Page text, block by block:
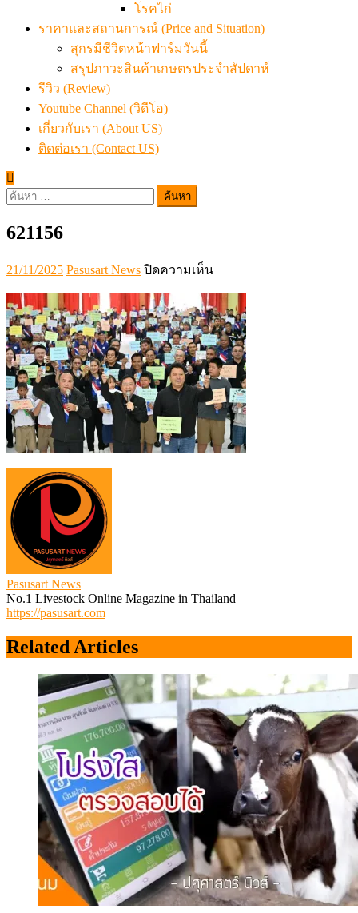
โรคไก่
ราคาและสถานการณ์ (Price and Situation)
สุกรมีชีวิตหน้าฟาร์มวันนี้
สรุปภาวะสินค้าเกษตรประจำสัปดาห์
รีวิว (Review)
Youtube Channel (วิดีโอ)
เกี่ยวกับเรา (About US)
ติดต่อเรา (Contact US)
ค้นหา
621156
Posted
on
21/11/2025 Author
Pasusart News ปิดความเห็นบน
Pasusart News
No.1 Livestock Online Magazine in Thailand
https://pasusart.com
Related Articles